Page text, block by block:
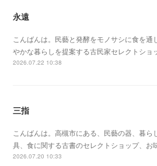
永遠
こんばんは。民藝と発酵をモノサシに食を通
やかな暮らしを提案する古民家セレクトショ
2026.07.22 10:38
三指
こんばんは。高槻市にある、民藝の器、暮ら
具、食に関する古書のセレクトショップ、お
2026.07.20 10:33